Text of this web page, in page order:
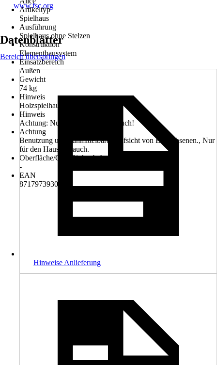
Artikeltyp
Spielhaus
Ausführung
Spielhaus ohne Stelzen
Konstruktion
Elementbausystem
Einsatzbereich
Außen
Gewicht
74 kg
Hinweis
Holzspielhaus im Märchenstil
Hinweis
Achtung: Nur für den Hausgebrauch!
Achtung
Benutzung unter unmittelbarer Aufsicht von Erwachsenen., Nur
für den Hausgebrauch.
Oberfläche/Oberflächenbehandlung
-
EAN
8717973930693
www.fsc.org
Datenblätter
Bereich überspringen
Hinweise Anlieferung